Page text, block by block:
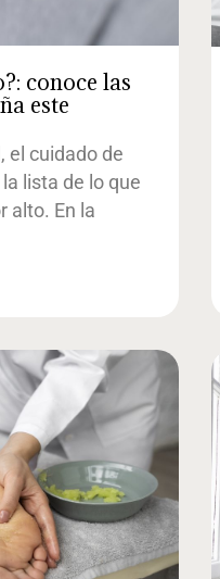
conoce las
este
el cuidado de
lista de lo que
alto. En la